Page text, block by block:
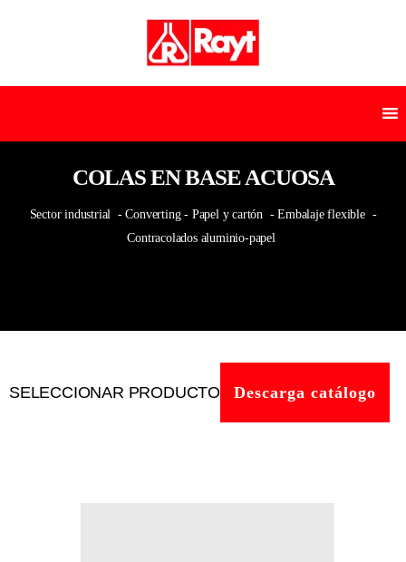
COLAS EN BASE ACUOSA
Sector industrial - Converting - Papel y cartón - Embalaje flexible -
Contracolados aluminio-papel
SELECCIONAR PRODUCTO Descarga catálogo